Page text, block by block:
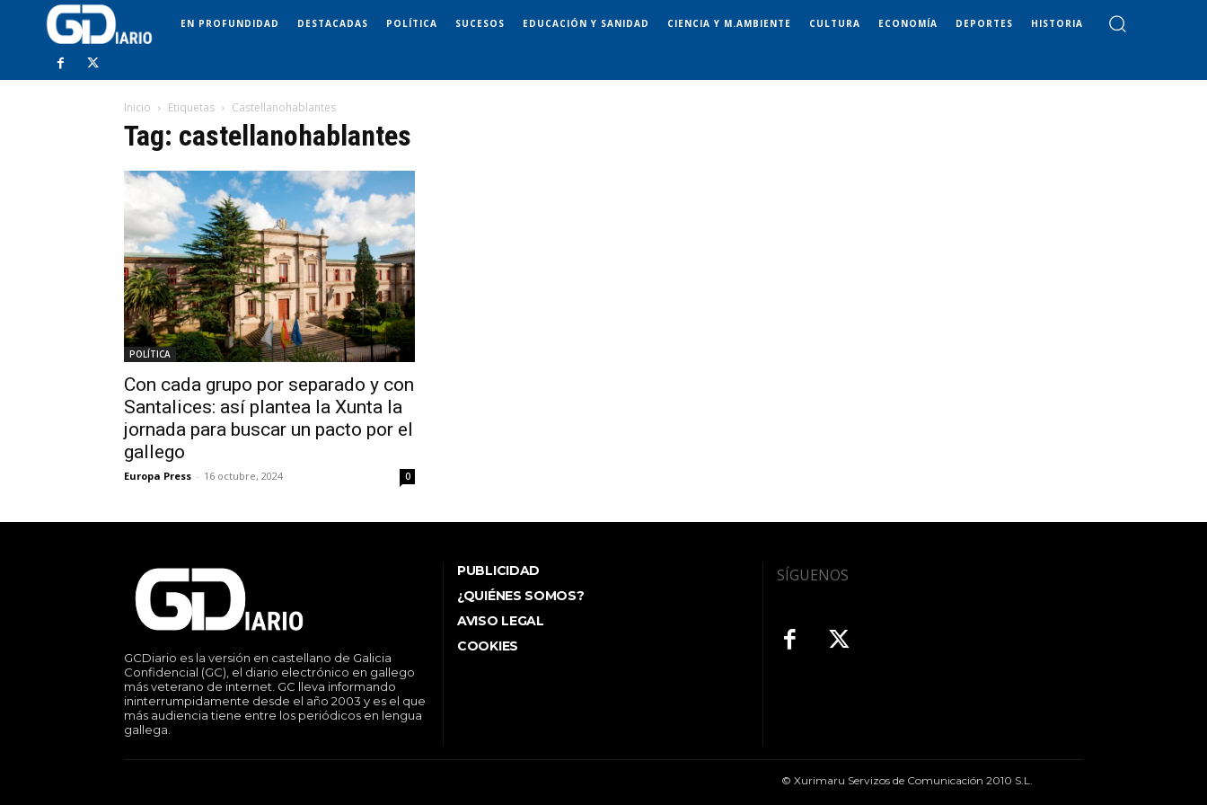
EN PROFUNDIDAD DESTACADAS POLÍTICA SUCESOS EDUCACIÓN Y SANIDAD CIENCIA Y M.AMBIENTE CULTURA ECONOMÍA DEPORTES HISTORIA
Inicio Etiquetas Castellanohablantes
Tag: castellanohablantes
POLÍTICA
Con cada grupo por separado y con
Santalices: así plantea la Xunta la
jornada para buscar un pacto por el
gallego
Europa Press - 16 octubre, 2024 0
GCDiario es la versión en castellano de Galicia
Confidencial (GC), el diario electrónico en gallego
más veterano de internet. GC lleva informando
ininterrumpidamente desde el año 2003 y es el que
más audiencia tiene entre los periódicos en lengua
gallega.
PUBLICIDAD
¿QUIÉNES SOMOS?
AVISO LEGAL
COOKIES
SÍGUENOS
© Xurimaru Servizos de Comunicación 2010 S.L.